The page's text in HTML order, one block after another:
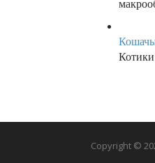
Copyright ©